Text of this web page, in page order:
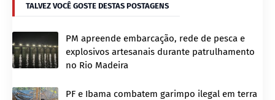
TALVEZ VOCÊ GOSTE DESTAS POSTAGENS
PM apreende embarcação, rede de pesca e
explosivos artesanais durante patrulhamento
no Rio Madeira
PF e Ibama combatem garimpo ilegal em terra